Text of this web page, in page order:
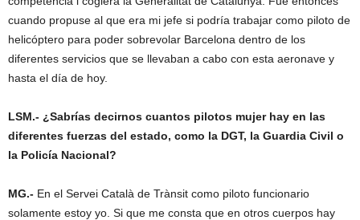
cuando propuse al que era mi jefe si podría trabajar como piloto de
helicóptero para poder sobrevolar Barcelona dentro de los
diferentes servicios que se llevaban a cabo con esta aeronave y
hasta el día de hoy.
LSM.- ¿Sabrías decirnos cuantos pilotos mujer hay en las
diferentes fuerzas del estado, como la DGT, la Guardia Civil o
la Policía Nacional?
MG.- En el Servei Català de Trànsit como piloto funcionario
solamente estoy yo. Si que me consta que en otros cuerpos hay